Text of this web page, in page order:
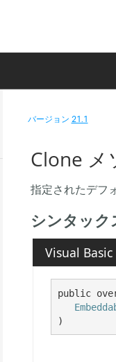
バージョン21.1
Clone メ
指定されたデフ
シンタック
Visual Basic
public
)